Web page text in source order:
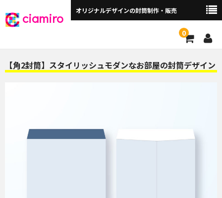
ciamiro オリジナルデザインの封筒制作・販売
0
封筒サイズから探す ▼
【角2封筒】スタイリッシュモダンなお部屋の封筒デザイン